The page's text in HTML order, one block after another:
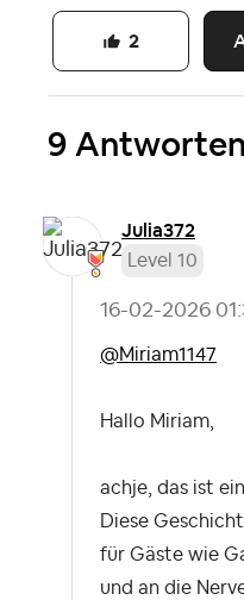
2
9 Antworten
Julia372
Level 10
‎16-02-2026
@Miriam1147
Hallo Miriam,
achje, das ist
Diese
für Gäste wie
und an die